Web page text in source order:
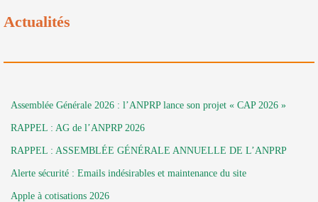
Actualités
Assemblée Générale 2026 : l’ANPRP lance son projet « CAP 2026 »
RAPPEL : AG de l’ANPRP 2026
RAPPEL : ASSEMBLÉE GÉNÉRALE ANNUELLE DE L’ANPRP
Alerte sécurité : Emails indésirables et maintenance du site
Apple à cotisations 2026